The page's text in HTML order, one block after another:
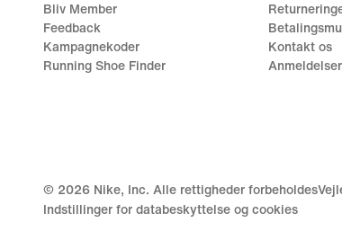
Bliv Member
Feedback
Kampagnekoder
Running Shoe Finder
Kontakt os
Anmeldelser
© 2026 Nike, Inc. Alle rettigheder forbeholdes
Indstillinger for databeskyttelse og cookies